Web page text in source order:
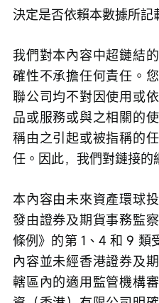
決定是否依賴本數據所記
我們對本內容中超鏈結
確性不承擔任何責任。
聯公司均不對因使用或
品或服務或與之相關的
稱由之引起或被指稱的
任。因此，我們對鏈接的
本內容由未來資產環球
發由證券及期貨事務監
條例》的第 1、4 和 9 類
內容並未經香港證券及
轄區內的適用監管機構